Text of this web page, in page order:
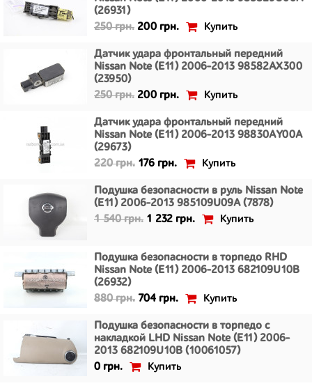
(26931)
250 грн. 200 грн. Купить
Датчик удара фронтальный передний
Nissan Note (E11) 2006-2013 98582AX300
(23950)
250 грн. 200 грн. Купить
Датчик удара фронтальный передний
Nissan Note (E11) 2006-2013 98830AY00A
(29673)
220 грн. 176 грн. Купить
Подушка безопасности в руль Nissan Note
(E11) 2006-2013 985109U09A (7878)
1 540 грн. 1 232 грн. Купить
Подушка безопасности в торпедо RHD
Nissan Note (E11) 2006-2013 682109U10B
(26932)
880 грн. 704 грн. Купить
Подушка безопасности в торпедо с
накладкой LHD Nissan Note (E11) 2006-
2013 682109U10B (10061057)
0 грн.
Купить